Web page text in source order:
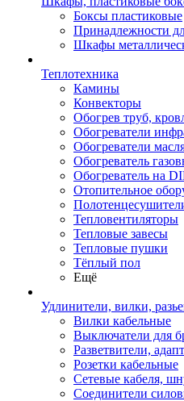
Боксы пластиковые
Принадлежности
Шкафы
Теплотехника
Камины
Конвекторы
Обогрев труб,
Обогреватели
Обогреватели
Обогреватель
Обогреватель на
Отопительное
Тепловентиляторы
Тепловые завесы
Тепловые пушки
Тёплый пол
Ещё
Удлинители, вилки,
Вилки кабельные
Выключатели для
Разветвители,
Розетки кабельные
Сетевые кабеля,
Соединители